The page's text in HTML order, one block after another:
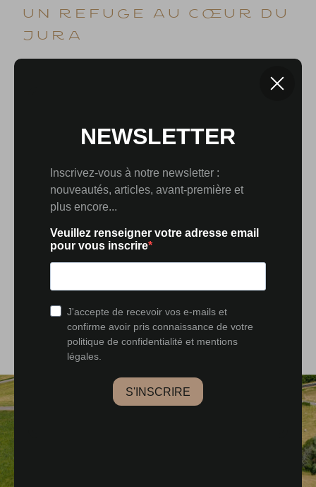
UN REFUGE AU CŒUR DU
JURA
À l’extérieur, le terrain de 3 913 m² prolonge l’esprit de
qui évolue au rythme des saisons. La situation de
Saizenay permet de profiter pleinement de la douceur
jurassiens constituent le quotidien de ceux qui
choisissent de s’y installer. Cette propriété offre avant
ralentit naturellement, où les saisons reprennent leur
place et où chaque retour à la maison prend des allures
de parenthèse.